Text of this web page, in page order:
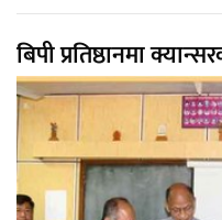
बिपी प्रतिष्ठानमा